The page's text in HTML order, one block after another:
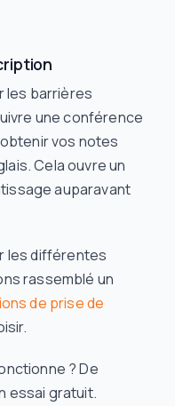
les barrières
une conférence
vos notes
Cela ouvre un
auparavant
les différentes
rassemblé un
de prise de
? De
essai gratuit.